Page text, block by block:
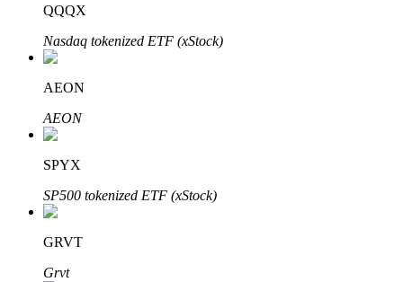
QQQX
Nasdaq tokenized ETF (xStock)
AEON
AEON
SPYX
SP500 tokenized ETF (xStock)
GRVT
Grvt